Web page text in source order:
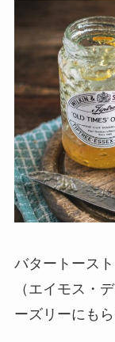
バタートースト
（エイモス・
ーズリーにもら